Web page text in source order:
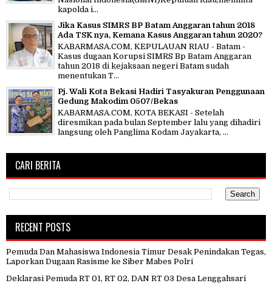
kapolda i...
Jika Kasus SIMRS BP Batam Anggaran tahun 2018
Ada TSK nya, Kemana Kasus Anggaran tahun 2020?
KABARMASA.COM, KEPULAUAN RIAU - Batam -
Kasus dugaan Korupsi SIMRS Bp Batam Anggaran
tahun 2018 di kejaksaan negeri Batam sudah
menentukan T...
Pj. Wali Kota Bekasi Hadiri Tasyakuran Penggunaan
Gedung Makodim 0507/Bekas
KABARMASA.COM, KOTA BEKASI - Setelah
diresmikan pada bulan September lalu yang dihadiri
langsung oleh Panglima Kodam Jayakarta, ...
CARI BERITA
RECENT POSTS
Pemuda Dan Mahasiswa Indonesia Timur Desak Penindakan Tegas,
Laporkan Dugaan Rasisme ke Siber Mabes Polri
Deklarasi Pemuda RT 01, RT 02, DAN RT 03 Desa Lenggahsari